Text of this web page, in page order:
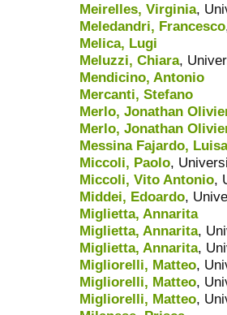
Meirelles, Virginia,
Meledandri, Francesco
Melica, Lugi
Meluzzi, Chiara,
Mendicino, Antonio
Mercanti, Stefano
Merlo, Jonathan
Merlo, Jonathan
Messina Fajardo, Luisa
Miccoli, Paolo,
Miccoli, Vito Antonio,
Middei, Edoardo,
Miglietta, Annarita
Miglietta, Annarita,
Miglietta, Annarita,
Migliorelli, Matteo,
Migliorelli, Matteo,
Migliorelli, Matteo,